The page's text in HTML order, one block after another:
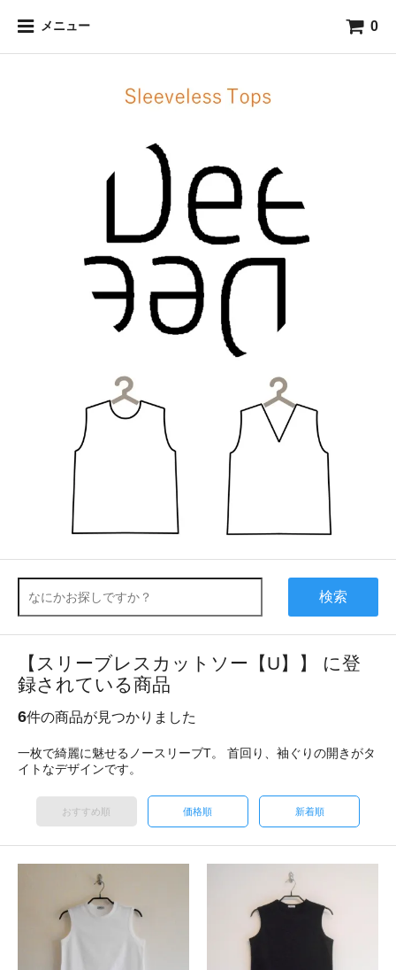
メニュー 0
検索
【スリーブレスカットソー【U】】 に登
録されている商品
6件の商品が見つかりました
一枚で綺麗に魅せるノースリーブT。 首回り、袖ぐりの開きがタ
イトなデザインです。
おすすめ順 価格順 新着順